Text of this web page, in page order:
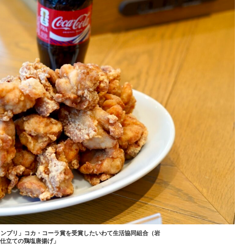
プリ」コカ・コーラ賞を受賞したいわて生活協同組合（岩
立ての鶏塩唐揚げ」